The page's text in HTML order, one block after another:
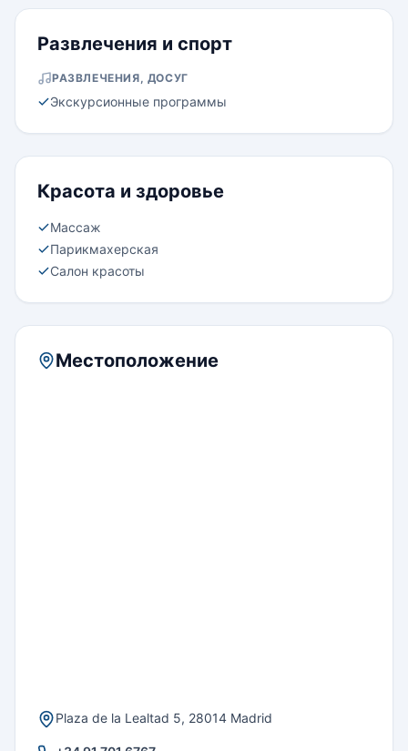
Развлечения и спорт
РАЗВЛЕЧЕНИЯ, ДОСУГ
Экскурсионные программы
Красота и здоровье
Массаж
Парикмахерская
Салон красоты
Местоположение
Plaza de la Lealtad 5, 28014 Madrid